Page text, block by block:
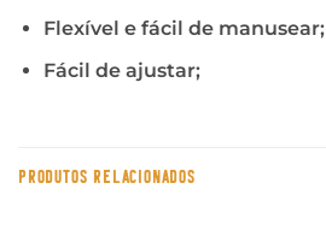
Flexível e fácil de manusear;
Fácil de ajustar;
PRODUTOS RELACIONADOS